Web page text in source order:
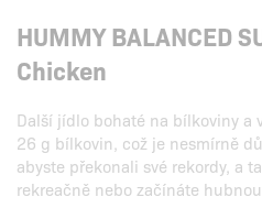
HUMMY BALANCED
Chicken
Další jídlo bohaté na bílkoviny a
26 g bílkovin, což je nesmírně
abyste překonali své rekordy, a
rekreačně nebo začínáte